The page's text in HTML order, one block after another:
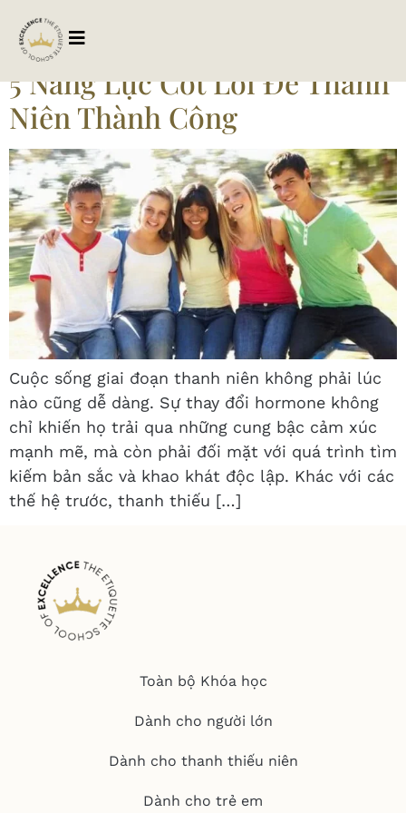
Tag:
5 Năng Lực Cốt Lõi Để Thanh
Niên Thành Công
Cuộc sống giai đoạn thanh niên không phải lúc
nào cũng dễ dàng. Sự thay đổi hormone không
chỉ khiến họ trải qua những cung bậc cảm xúc
mạnh mẽ, mà còn phải đối mặt với quá trình tìm
kiếm bản sắc và khao khát độc lập. Khác với các
thế hệ trước, thanh thiếu […]
Toàn bộ Khóa học
Dành cho người lớn
Dành cho thanh thiếu niên
Dành cho trẻ em